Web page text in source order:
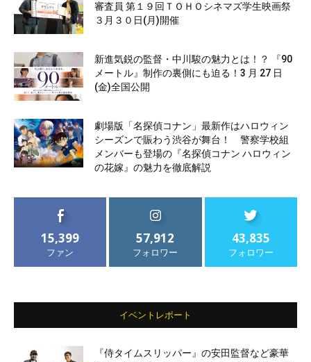
審査員 第１９回ＴＯＨＯシネマズ学生映画祭
３月３０日(月)開催
新進気鋭の監督・中川駿の魅力とは！？ 『90
メートル』制作の裏側にも迫る！3 月 27 日
(金)全国公開
劇場版「名探偵コナン」最新作はハロウィン
シーズンで賑わう渋谷が舞台！ 警察学校組
メンバーも登場の『名探偵コナン ハロウィン
の花嫁』の魅力を徹底解説
15,399
ファン
57,912
フォロワー
43,835
フォロワー
イベントレポート
『侍タイムスリッパー』の安田監督など豪華